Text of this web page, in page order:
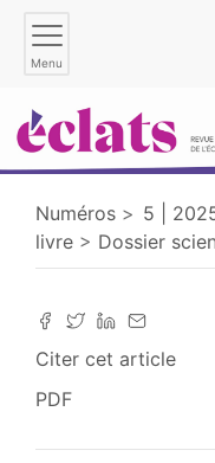
Menu
Numéros
5 |
livre
Dossier
Citer cet article
PDF